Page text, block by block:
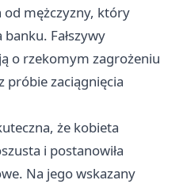
od mężczyzny, który
Fałszywy
o rzekomym zagrożeniu
próbie zaciągnięcia
że kobieta
i postanowiła
Na jego wskazany